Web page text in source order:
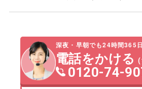
て、意向に合う斎場・葬
ご家族様に選ばれていま
費用を抑える必要がある場
や集会所等の利用がおすす
儀場を借りスペースが足
ので、会場の大きさと参列
おきましょう。
また、お付き合いのあるお
深夜・早朝でも24時間365
電話をかける
0120-74-